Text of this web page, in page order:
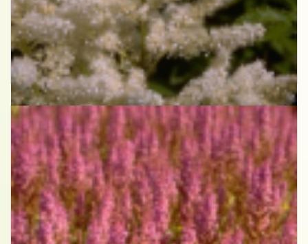
Spirea
Astilbe 'Washington'